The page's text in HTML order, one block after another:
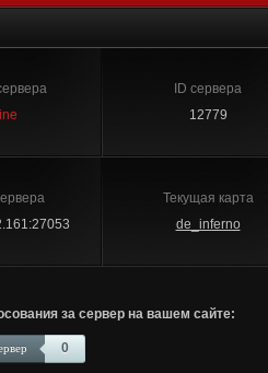
ID сервера
12779
Текущая карта
de_inferno
за сервер на вашем сайте:
0